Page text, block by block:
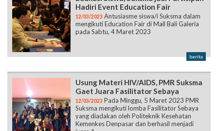
Hadiri Event Education Fair
12/03/2023 Antusiasme siswa/i Suksma dalam
mengikuti Education Fair di Mall Bali Galeria
pada Sabtu, 4 Maret 2023
berita
Usung Materi HIV/AIDS, PMR Suksma
Gaet Juara Fasilitator Sebaya
12/03/2023 Pada Minggu, 5 Maret 2023 PMR
Suksma mengikuti lomba Fasilitator Sebaya
yang diadakan oleh Politeknik Kesehatan
Kemenkes Denpasar dan berhasil menjadi